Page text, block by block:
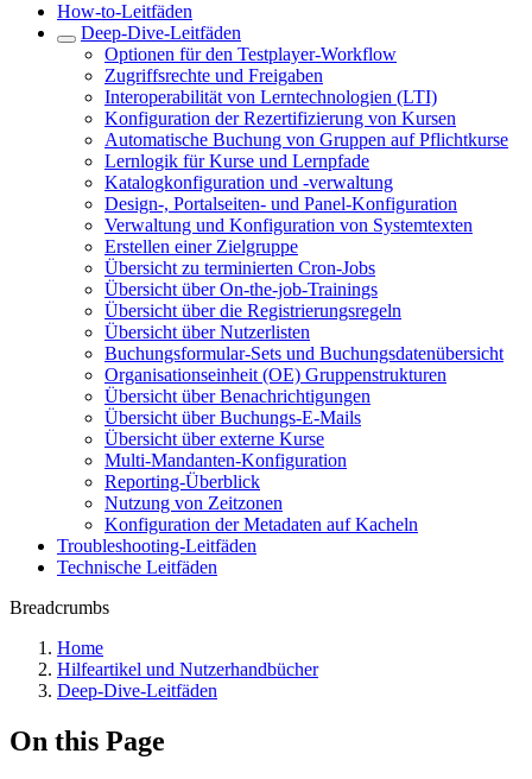
How-to-Leitfäden
Deep-Dive-Leitfäden
Optionen für den Testplayer-Workflow
Zugriffsrechte und Freigaben
Interoperabilität von Lerntechnologien (LTI)
Konfiguration der Rezertifizierung von Kursen
Automatische Buchung von Gruppen auf Pflichtkurse
Lernlogik für Kurse und Lernpfade
Katalogkonfiguration und -verwaltung
Design-, Portalseiten- und Panel-Konfiguration
Verwaltung und Konfiguration von Systemtexten
Erstellen einer Zielgruppe
Übersicht zu terminierten Cron-Jobs
Übersicht über On-the-job-Trainings
Übersicht über die Registrierungsregeln
Übersicht über Nutzerlisten
Buchungsformular-Sets und Buchungsdatenübersicht
Organisationseinheit (OE) Gruppenstrukturen
Übersicht über Benachrichtigungen
Übersicht über Buchungs-E-Mails
Übersicht über externe Kurse
Multi-Mandanten-Konfiguration
Reporting-Überblick
Nutzung von Zeitzonen
Konfiguration der Metadaten auf Kacheln
Troubleshooting-Leitfäden
Technische Leitfäden
Breadcrumbs
Home
Hilfeartikel und Nutzerhandbücher
Deep-Dive-Leitfäden
On this Page